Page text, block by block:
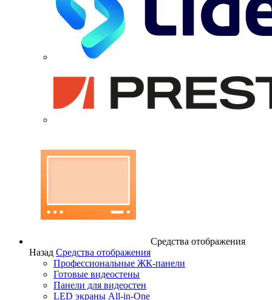
Средства отображения
Назад Средства отображения
Профессиональные ЖК-панели
Готовые видеостены
Панели для видеостен
LED экраны All-in-One